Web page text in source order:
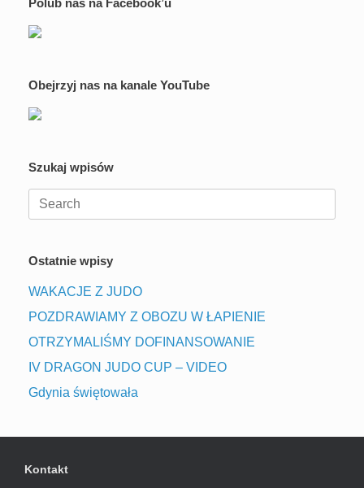
Polub nas na Facebook’u
Obejrzyj nas na kanale YouTube
Szukaj wpisów
Search
for:
Ostatnie wpisy
WAKACJE Z JUDO
POZDRAWIAMY Z OBOZU W ŁAPIENIE
OTRZYMALIŚMY DOFINANSOWANIE
IV DRAGON JUDO CUP – VIDEO
Gdynia świętowała
Kontakt